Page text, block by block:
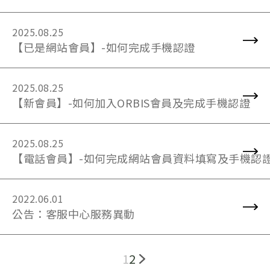
2025.08.25
【已是網站會員】-如何完成手機認證
2025.08.25
【新會員】-如何加入ORBIS會員及完成手機認證
2025.08.25
【電話會員】-如何完成網站會員資料填寫及手機認
2022.06.01
公告：客服中心服務異動
12